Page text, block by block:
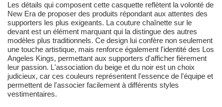
Les détails qui composent cette casquette reflètent la volonté de
New Era de proposer des produits répondant aux attentes des
supporters les plus exigeants. La couture chaînette sur le
devant est un élément marquant qui la distingue des autres
modèles plus traditionnels. Ce design lui confère non seulement
une touche artistique, mais renforce également l'identité des Los
Angeles Kings, permettant aux supporters d'afficher fièrement
leur passion. L'association du beige et du noir est un choix
judicieux, car ces couleurs représentent l'essence de l'équipe et
permettent de l'associer facilement à différents styles
vestimentaires.